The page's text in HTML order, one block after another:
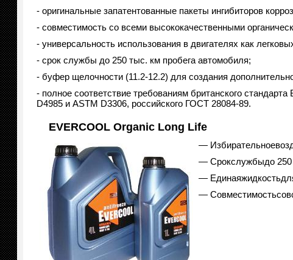
- оригинальные запатентованные пакеты ингибиторов
- совместимость со всеми высококачественными
- универсальность использования в двигателях как
- срок службы до 250 тыс. км пробега автомобиля;
- буфер щелочности (11.2-12.2) для создания
- полное соответствие требованиям британского стандарта
D4985 и ASTM D3306, российского ГОСТ 28084‑89.
EVERCOOL Organic Long Life
—
— Срокслужбыдо 250
—
—